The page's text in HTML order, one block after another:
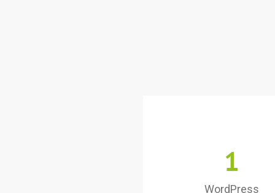
1
WordPress